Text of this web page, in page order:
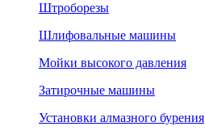
Штроборезы
Шлифовальные машины
Мойки высокого давления
Затирочные машины
Установки алмазного бурения